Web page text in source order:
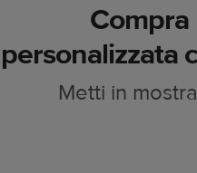
personalizzata
Metti in